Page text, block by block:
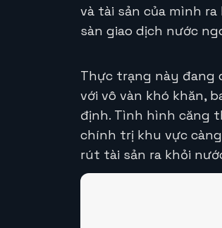
và tài sản của mình
sàn giao dịch nước
Thực trạng này đang
với vô vàn khó khăn,
định. Tình hình căng
chính trị khu vực
rút tài sản ra khỏi